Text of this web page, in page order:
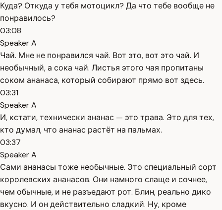
Куда? Откуда у тебя мотоцикл? Да что тебе вообще не
понравилось?
03:08
Speaker A
Чай. Мне не понравился чай. Вот это, вот это чай. И
необычный, а сока чай. Листья этого чая пропитаны
соком ананаса, который собирают прямо вот здесь.
03:31
Speaker A
И, кстати, технически ананас — это трава. Это для тех,
кто думал, что ананас растёт на пальмах.
03:37
Speaker A
Сами ананасы тоже необычные. Это специальный сорт
королевских ананасов. Они намного слаще и сочнее,
чем обычные, и не разъедают рот. Блин, реально дико
вкусно. И он действительно сладкий. Ну, кроме